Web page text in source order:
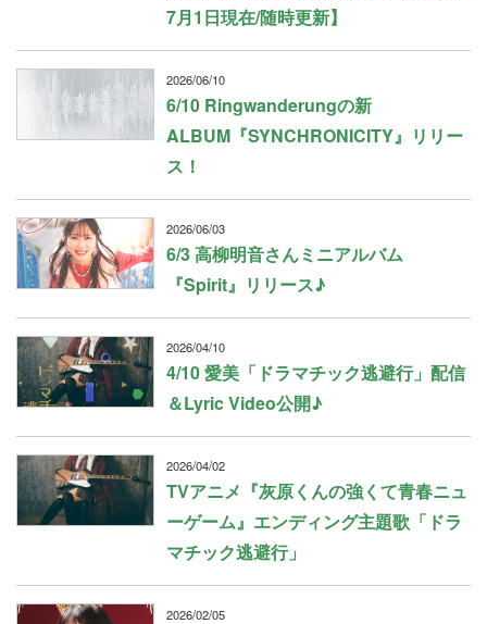
7月1日現在/随時更新】
2026/06/10
6/10 Ringwanderungの新
ALBUM『SYNCHRONICITY』リリー
ス！
2026/06/03
6/3 高柳明音さんミニアルバム
『Spirit』リリース♪
2026/04/10
4/10 愛美「ドラマチック逃避行」配信
＆Lyric Video公開♪
2026/04/02
TVアニメ『灰原くんの強くて青春ニュ
ーゲーム』エンディング主題歌「ドラ
マチック逃避行」
2026/02/05